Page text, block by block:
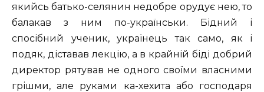
якийсь батько-селянин недобре орудує нею, то
балакав з ним по-українськи. Бідний і
спосібний ученик, українець так само, як і
подяк, діставав лекцію, а в крайній біді добрий
директор рятував не одного своїми власними
грішми, але руками ка-хехита або господаря